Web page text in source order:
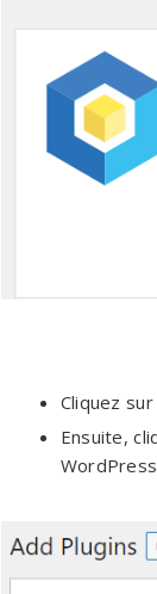
Cliquez
Ensuite,